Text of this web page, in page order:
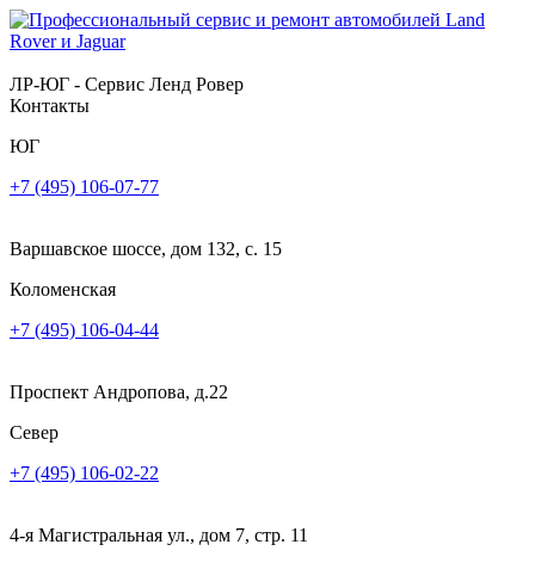
ЛР-ЮГ - Сервис Ленд Ровер
Контакты
ЮГ
+7 (495) 106-07-77
Варшавское шоссе, дом 132, с. 15
Коломенская
+7 (495) 106-04-44
Проспект Андропова, д.22
Север
+7 (495) 106-02-22
4-я Магистральная ул., дом 7, стр. 11